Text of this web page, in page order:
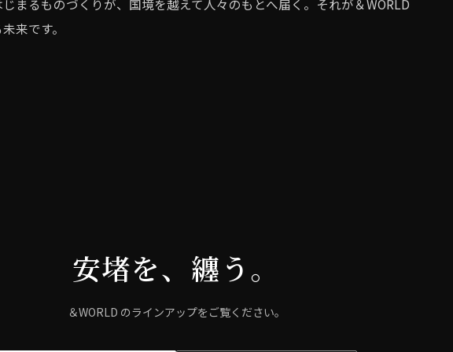
まるものづくりが、国境を越えて人々のもとへ届く。それが＆WORLD
来です。
安堵を、纏う。
＆WORLD のラインアップをご覧ください。